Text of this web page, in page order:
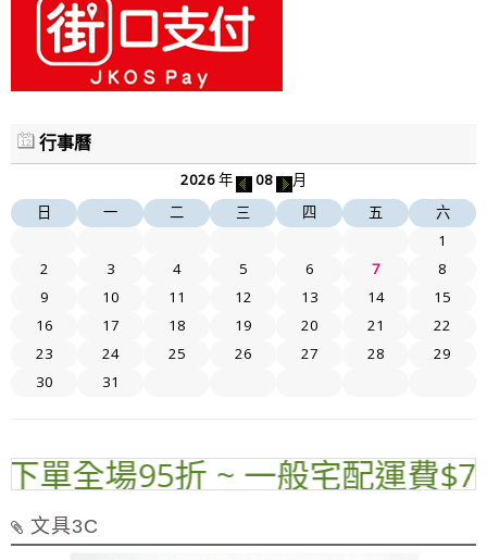
行事曆
2026年 08
月
日
一 二 三 四 五
六
1
2
3 4 5 6 7
8
9
10 11 12 13 14
15
16
17 18 19 20 21
22
23
24 25 26 27 28
29
30
31
全場95折 ~ 一般宅配運費$70
文具3C